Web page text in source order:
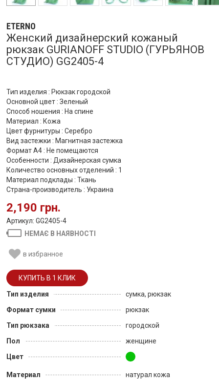
ETERNO
Женский дизайнерский кожаный
рюкзак GURIANOFF STUDIO (ГУРЬЯНОВ
СТУДИО) GG2405-4
Тип изделия : Рюкзак городской
Основной цвет : Зеленый
Способ ношения : На спине
Материал : Кожа
Цвет фурнитуры : Серебро
Вид застежки : Магнитная застежка
Формат А4 : Не помещаются
Особенности : Дизайнерская сумка
Количество основных отделений : 1
Материал подклады : Ткань
Страна-производитель : Украина
2,190 грн.
Артикул: GG2405-4
НЕМАЄ В НАЯВНОСТІ
в избранное
Тип изделия
сумка, рюкзак
Формат сумки
рюкзак
Тип рюкзака
городской
Пол
женщине
Цвет
Материал натурал кожа